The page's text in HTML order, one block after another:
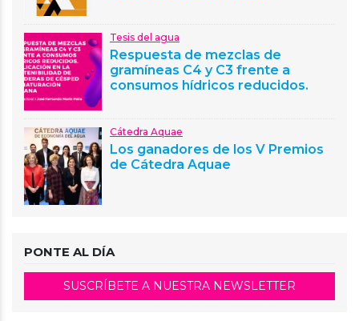
Tesis del agua
Respuesta de mezclas de
gramíneas C4 y C3 frente a
consumos hídricos reducidos.
Cátedra Aquae
Los ganadores de los V Premios
de Cátedra Aquae
PONTE AL DÍA
SUSCRÍBETE A NUESTRA NEWSLETTER